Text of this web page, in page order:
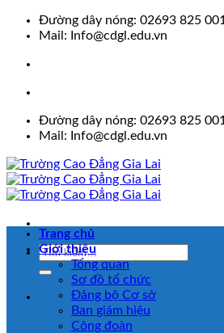
Skip
Đường dây nóng: 02693 825 001
Mail: Info@cdgl.edu.vn
Đường dây nóng: 02693 825 001
Mail: Info@cdgl.edu.vn
Trang chủ
Giới thiệu
Tổng quan
Sơ đồ tổ chức
Đảng bộ Cơ sở
Ban giám hiệu
Công đoàn